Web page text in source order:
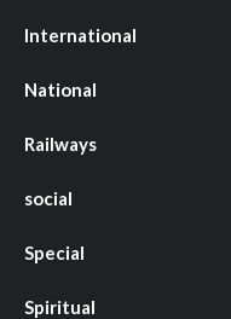
International
National
Railways
social
Special
Spiritual